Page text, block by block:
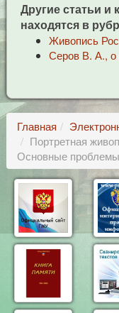
Другие статьи и
находятся в
Живопись
Серов В. А., о
Главная
Портретная
Основные проблемы